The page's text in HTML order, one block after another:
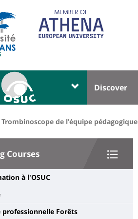
Site
Menu
principal
Discover
Trombinoscope de l'équipe pédagogique
Courses
à l'OSUC
professionnelle Forêts